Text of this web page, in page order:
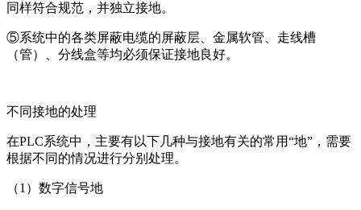
同样符合规范，并独立接地。
⑤系统中的各类屏蔽电缆的屏蔽层、金属软管、走线槽
（管）、分线盒等均必须保证接地良好。
不同接地的处理
在PLC系统中，主要有以下几种与接地有关的常用“地”，需要
根据不同的情况进行分别处理。
（1）数字信号地